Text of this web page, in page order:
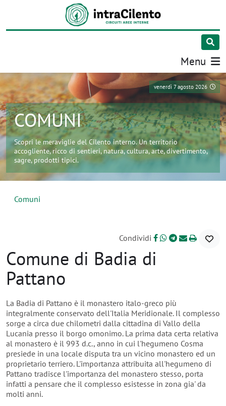
Menu
venerdì 7 agosto 2026
COMUNI
Scopri le meraviglie del Cilento interno. Un territorio
accogliente, ricco di sentieri, natura, cultura, arte, divertimento,
sagre, prodotti tipici.
Comuni
Condividi
Comune di Badia di
Pattano
La Badia di Pattano è il monastero italo-greco più
integralmente conservato dell'Italia Meridionale. Il complesso
sorge a circa due chilometri dalla cittadina di Vallo della
Lucania presso il borgo omonimo. La prima data certa relativa
al monastero è il 993 d.c., anno in cui l'hegumeno Cosma
presiede in una locale disputa tra un vicino monastero ed un
proprietario terriero. L'importanza attribuita all'hegumeno di
Pattano tradisce l'importanza del monastero stesso, porta
infatti a pensare che il complesso esistesse in zona gia' da
molti anni.